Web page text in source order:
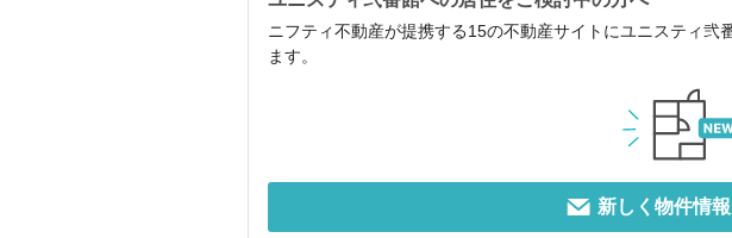
ニフティ不動産が提携する15の不動産サイトにユニスティ
ます。
新しく物件情